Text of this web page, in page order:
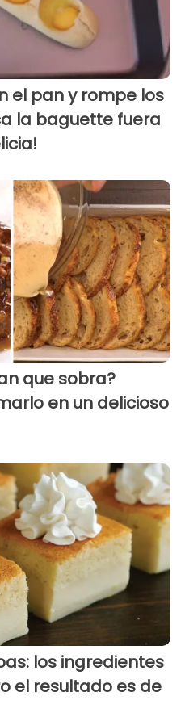
el pan y rompe los
la baguette fuera
que sobra?
en un delicioso
los ingredientes
el resultado es de